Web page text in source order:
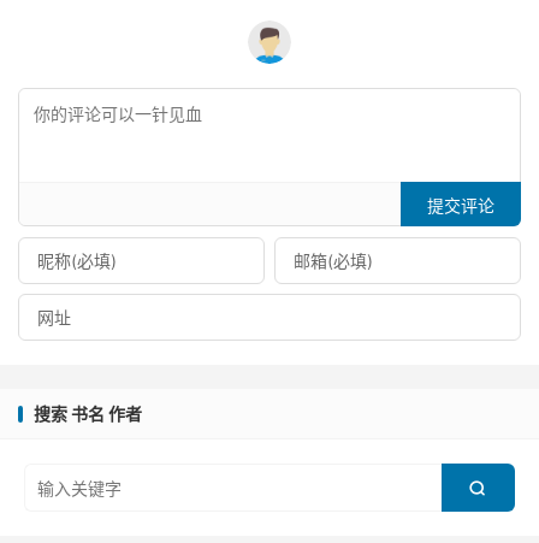
提交评论
搜索 书名 作者
